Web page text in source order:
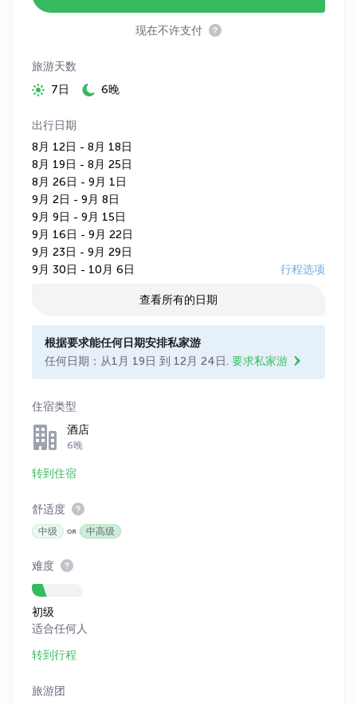
现在不许支付
旅游天数
7日
6晚
出行日期
8月 12日 - 8月 18日
8月 19日 - 8月 25日
8月 26日 - 9月 1日
9月 2日 - 9月 8日
9月 9日 - 9月 15日
9月 16日 - 9月 22日
9月 23日 - 9月 29日
9月 30日 - 10月 6日
行程选项
查看所有的日期
根据要求能任何日期安排私家游
任何日期：从1月 19日 到 12月 24日. 要求私家游
住宿类型
酒店
6晚
转到住宿
舒适度
中级 中高级
难度
初级
适合任何人
转到行程
旅游团